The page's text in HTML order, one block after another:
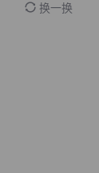
换一换